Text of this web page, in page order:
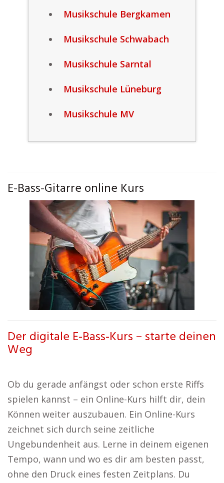
Musikschule Bergkamen
Musikschule Schwabach
Musikschule Sarntal
Musikschule Lüneburg
Musikschule MV
E-Bass-Gitarre online Kurs
Der digitale E-Bass-Kurs – starte deinen
Weg
Ob du gerade anfängst oder schon erste Riffs
spielen kannst – ein Online-Kurs hilft dir, dein
Können weiter auszubauen. Ein Online-Kurs
zeichnet sich durch seine zeitliche
Ungebundenheit aus. Lerne in deinem eigenen
Tempo, wann und wo es dir am besten passt,
ohne den Druck eines festen Zeitplans. Du